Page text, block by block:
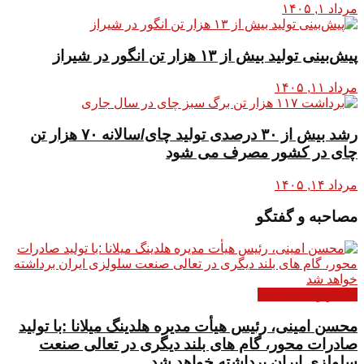
مرداد ۱, ۱۴۰۵
پیش‌بینی تولید بیش از ۱۳ هزار تن انگور در شیراز
مرداد ۱۱, ۱۴۰۵
رشد بیش از ۳۰ درصدی تولید چای/سالانه ۷۰ هزار تن
چای در کشور مصرف می شود
مرداد ۱۴, ۱۴۰۵
مصاحبه و گفتگو
محسن امینی، رئیس هیأت مدیره هلدینگ میلانا :با تولید
صادرات محور، گام های بلند دیگری در تعالی صنعت